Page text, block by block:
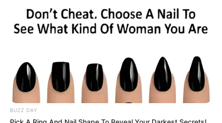
Nem finomkodott Caramel –
beszólt a hatalomnak a koncertje
közben
BUZZ DAY